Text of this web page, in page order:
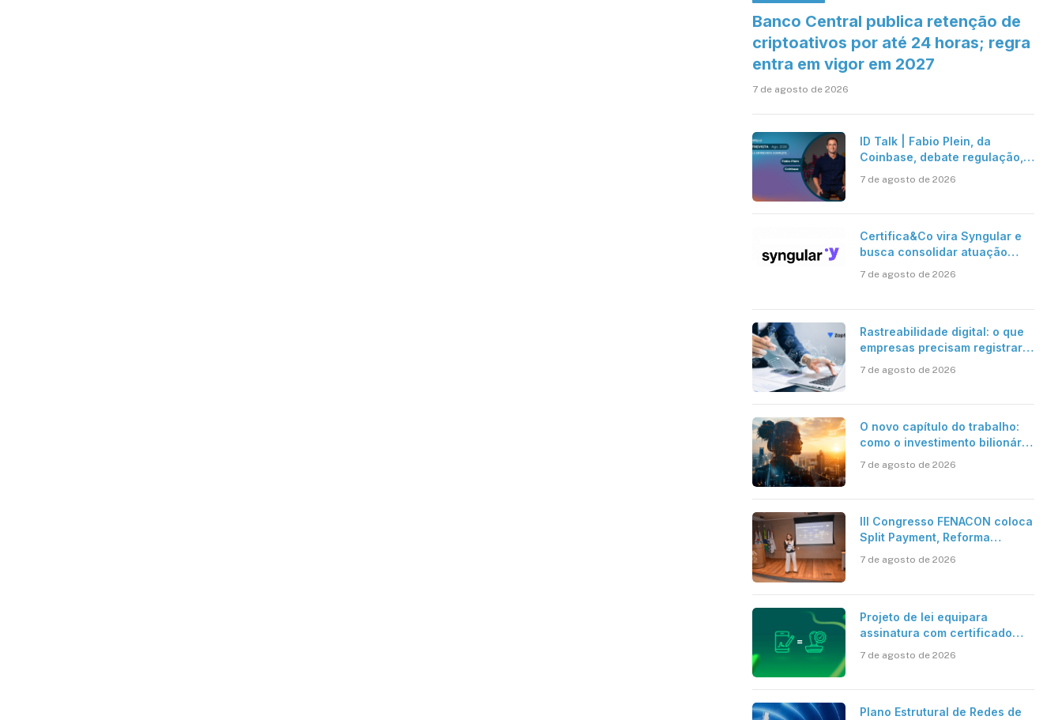
Banco Central publica retenção de
criptoativos por até 24 horas; regra
entra em vigor em 2027
7 de agosto de 2026
ID Talk | Fabio Plein, da
Coinbase, debate regulação,
7 de agosto de 2026
Certifica&Co vira Syngular e
busca consolidar atuação
7 de agosto de 2026
Rastreabilidade digital: o que
empresas precisam registrar
7 de agosto de 2026
O novo capítulo do trabalho:
como o investimento bilionário
a verdadeira era da
7 de agosto de 2026
III Congresso FENACON coloca
Split Payment, Reforma
debates
7 de agosto de 2026
Projeto de lei equipara
assinatura com certificado
reconhecimento de firma em
7 de agosto de 2026
Plano Estrutural de Redes de